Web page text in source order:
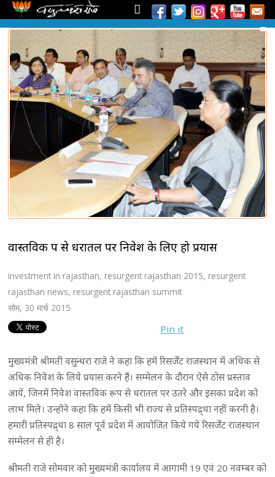
वास्तविक रूप से धरातल पर निवेश के लिए हो प्रयास
investment in rajasthan, resurgent rajasthan 2015, resurgent
rajasthan news, resurgent rajasthan summit
सोम, 30 मार्च 2015
Pin it
मुख्यमंत्री श्रीमती वसुन्धरा राजे ने कहा कि हमें रिसर्जेंट राजस्थान में अधिक से
अधिक निवेश के लिये प्रयास करने हैं। सम्मेलन के दौरान ऐसे ठोस प्रस्ताव
आयें, जिनमें निवेश वास्तविक रूप से धरातल पर उतरे और इसका प्रदेश को
लाभ मिले। उन्होंने कहा कि हमें किसी भी राज्य से प्रतिस्पद्र्धा नहीं करनी है।
हमारी प्रतिस्पद्र्धा 8 साल पूर्व प्रदेश में आयोजित किये गये रिसर्जेंट राजस्थान
सम्मेलन से ही है।
श्रीमती राजे सोमवार को मुख्यमंत्री कार्यालय में आगामी 19 एवं 20 नवम्बर को